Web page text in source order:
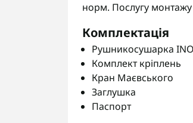
норм. Послугу
Комплектація
Рушникосушарка
Комплект кріплень
Кран Маєвського
Заглушка
Паспорт